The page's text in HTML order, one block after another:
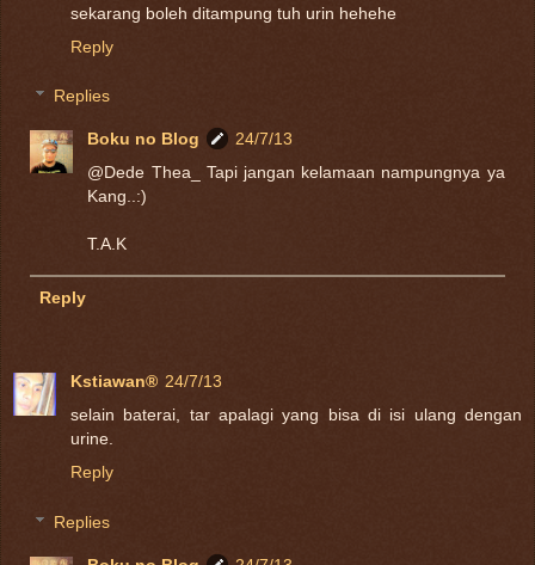
sekarang boleh ditampung tuh urin hehehe
Reply
Replies
Boku no Blog
24/7/13
@Dede Thea_ Tapi jangan kelamaan nampungnya ya
Kang..:)
T.A.K
Reply
Kstiawan® 24/7/13
selain baterai, tar apalagi yang bisa di isi ulang dengan
urine.
Reply
Replies